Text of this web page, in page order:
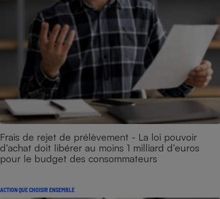
Frais de rejet de prélèvement - La loi pouvoir
d’achat doit libérer au moins 1 milliard d’euros
pour le budget des consommateurs
ACTION QUE CHOISIR ENSEMBLE